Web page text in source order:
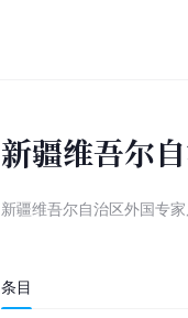
新疆维吾尔
新疆维吾尔自治区外国专
条目